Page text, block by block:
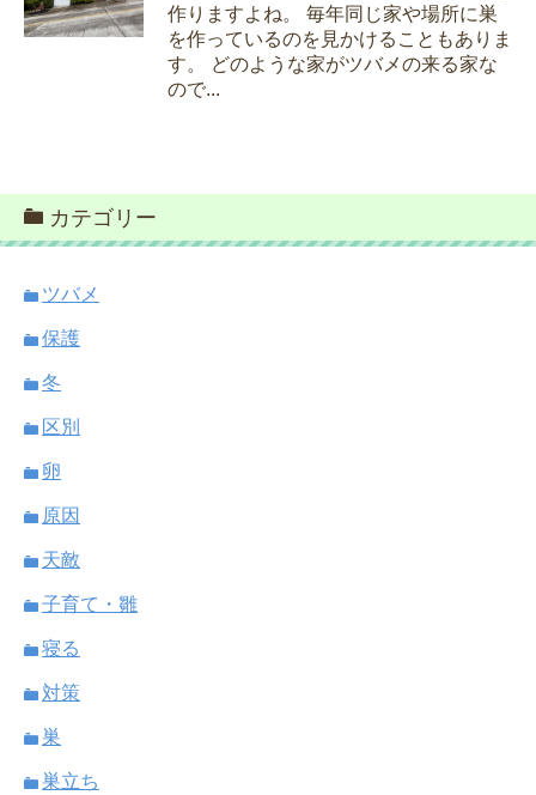
作りますよね。 毎年同じ家や場所に巣
を作っているのを見かけることもありま
す。 どのような家がツバメの来る家な
ので...
カテゴリー
ツバメ
保護
冬
区別
卵
原因
天敵
子育て・雛
寝る
対策
巣
巣立ち